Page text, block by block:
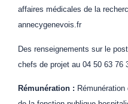
affaires médicales de la
annecygenevois.fr
Des renseignements sur le
chefs de projet au 04 50 63 76
Rémunération :